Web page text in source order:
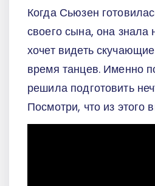
Когда Сьюзен
своего сына, она знала
хочет видеть
время танцев. Именно
решила подготовить
Посмотри, что из этого